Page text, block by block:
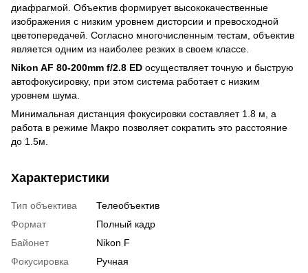
диафрагмой. Объектив формирует высококачественные
изображения с низким уровнем дисторсии и превосходной
цветопередачей. Согласно многочисленным тестам, объектив
является одним из наиболее резких в своем классе.
Nikon AF 80-200mm f/2.8 ED осуществляет точную и быструю
автофокусировку, при этом система работает с низким
уровнем шума.
Минимальная дистанция фокусировки составляет 1.8 м, а
работа в режиме Макро позволяет сократить это расстояние
до 1.5м.
Характеристики
Тип объектива
Телеобъектив
Формат
Полный кадр
Байонет
Nikon F
Фокусировка
Ручная